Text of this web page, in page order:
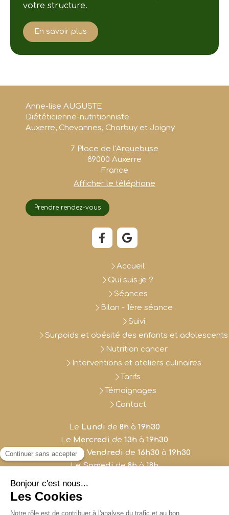
votre structure.
En savoir plus
Anne-lise AUGUSTE
Diététicienne-nutritionniste
Auxerre, Chevannes, Charbuy et Joigny
7 Place de l'Arquebuse
89000 Auxerre
France
Afficher le téléphone
Prendre rendez-vous
Accueil
Qui suis-je ?
Séances
Bilan - 1ère séance
Suivi
Surpoids et obésité des enfants et adolescents
Nutrition cancer
Interventions et ateliers culinaires
Tarifs
Témoignages
Contact
Le Lundi de 8h à 19h30
Le Mercredi de 13h à 19h30
Le Jeudiet Vendredi de 16h30 à 19h30
LeSamedide8hà18h